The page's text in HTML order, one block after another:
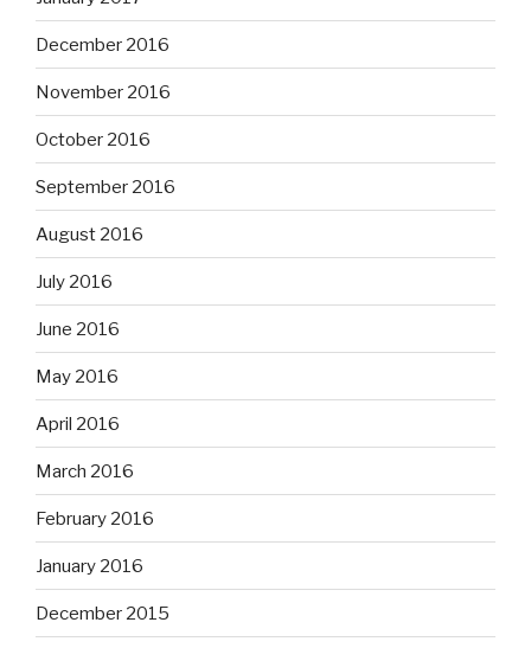
December 2016
November 2016
October 2016
September 2016
August 2016
July 2016
June 2016
May 2016
April 2016
March 2016
February 2016
January 2016
December 2015